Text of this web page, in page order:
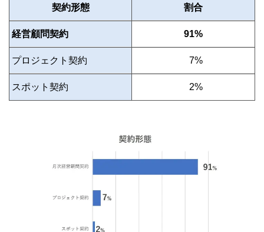
契約形態 割合
経営顧問契約 91%
プロジェクト契約 7%
スポット契約 2%